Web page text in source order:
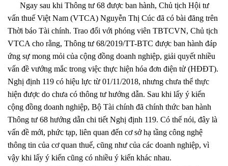
Ngay sau khi Thông tư 68 được ban hành, Chủ tịch Hội tư
vấn thuế Việt Nam (VTCA) Nguyễn Thị Cúc đã có bài đăng trên
Thời báo Tài chính. Trao đổi với phóng viên TBTCVN, Chủ tịch
VTCA cho rằng, Thông tư 68/2019/TT-BTC được ban hành đáp
ứng sự mong mỏi của cộng đồng doanh nghiệp, giải quyết nhiều
vấn đề vướng mắc trong việc thực hiện hóa đơn điện tử (HĐĐT).
Nghị định 119 có hiệu lực từ 01/11/2018, nhưng chưa thể thực
hiện được do chưa có thông tư hướng dẫn. Sau khi lấy ý kiến
cộng đồng doanh nghiệp, Bộ Tài chính đã chính thức ban hành
Thông tư 68 hướng dẫn chi tiết Nghị định 119. Có thể nói, đây là
vấn đề mới, phức tạp, liên quan đến cơ sở hạ tầng công nghệ
thông tin của cơ quan thuế, cũng như của các doanh nghiệp, vì
vậy khi lấy ý kiến cũng có nhiều ý kiến khác nhau.